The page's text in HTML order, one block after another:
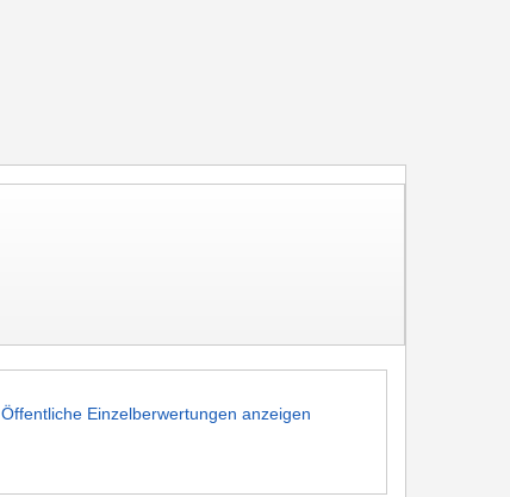
Öffentliche Einzelberwertungen anzeigen